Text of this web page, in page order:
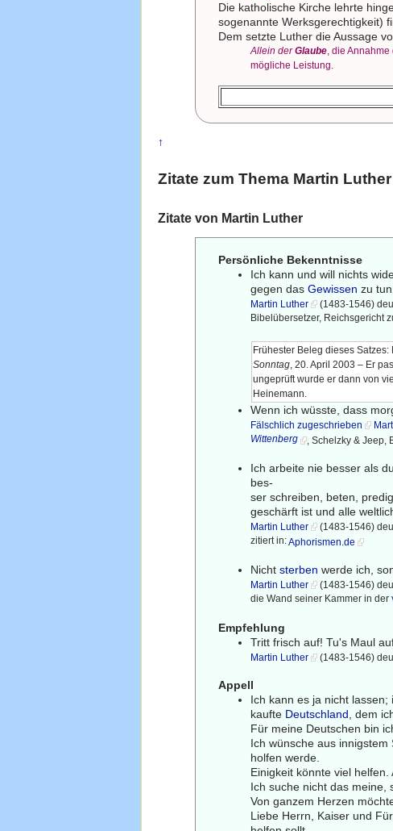
Die katholische Kirche lehrte
sogenannte Werksgerechtigkeit)
Dem setzte Luther die Aussage
Allein derGlaube, die
mögliche Leistung.
↑
Zitate zum Thema Martin Luther
Zitate von Martin Luther
Persönliche Bekenntnisse
Ich kann und will nichts
gegen dasGewissen zu
Martin Luther (1483-1546)
Bibelübersetzer, Reichsgericht
Frühester Beleg dieses
Sonntag, 20. April 2003 – Er
ungeprüft wurde er dann von
Heinemann.
Wenn ich wüsste, dass
Fälschlich zugeschrieben
Wittenberg , Schelzky & Jeep,
Ich arbeite nie besser als
bes-
ser schreiben, beten,
geschärft ist und alle
Martin Luther (1483-1546)
zitiert in:Aphorismen.de
Nichtsterben werde ich,
Martin Luther (1483-1546)
die Wand seiner Kammer in der
Empfehlung
Tritt frisch auf! Tu's Maul
Martin Luther (1483-1546)
Appell
Ich kann es ja nicht
kaufte Deutschland , dem
Für meine Deutschen bin
Ich wünsche aus
holfen werde.
Einigkeit könnte viel
Ich suche nicht das meine,
Von ganzem Herzen
Liebe Herrn, Kaiser und